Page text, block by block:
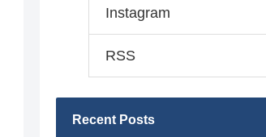
Instagram
RSS
Recent Posts